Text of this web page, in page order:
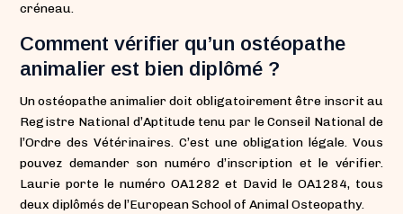
créneau.
Comment vérifier qu’un ostéopathe
animalier est bien diplômé ?
Un ostéopathe animalier doit obligatoirement être inscrit au
Registre National d’Aptitude tenu par le Conseil National de
l’Ordre des Vétérinaires. C’est une obligation légale. Vous
pouvez demander son numéro d’inscription et le vérifier.
Laurie porte le numéro OA1282 et David le OA1284, tous
deux diplômés de l’European School of Animal Osteopathy.